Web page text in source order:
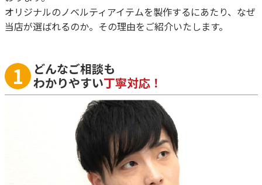
オリジナルのノベルティアイテムを製作するにあたり、なぜ
当店が選ばれるのか。その理由をご紹介いたします。
1
どんなご相談も
わかりやすい丁寧対応！